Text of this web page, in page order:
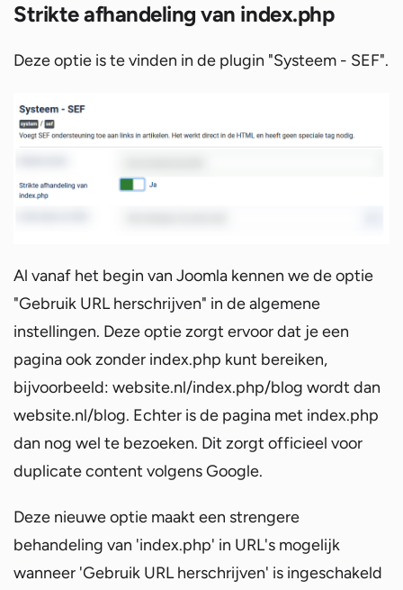
Strikte afhandeling van index.php
Deze optie is te vinden in de plugin "Systeem - SEF".
Al vanaf het begin van Joomla kennen we de optie
"Gebruik URL herschrijven" in de algemene
instellingen. Deze optie zorgt ervoor dat je een
pagina ook zonder index.php kunt bereiken,
bijvoorbeeld: website.nl/index.php/blog wordt dan
website.nl/blog. Echter is de pagina met index.php
dan nog wel te bezoeken. Dit zorgt officieel voor
duplicate content volgens Google.
Deze nieuwe optie maakt een strengere
behandeling van 'index.php' in URL's mogelijk
wanneer 'Gebruik URL herschrijven' is ingeschakeld